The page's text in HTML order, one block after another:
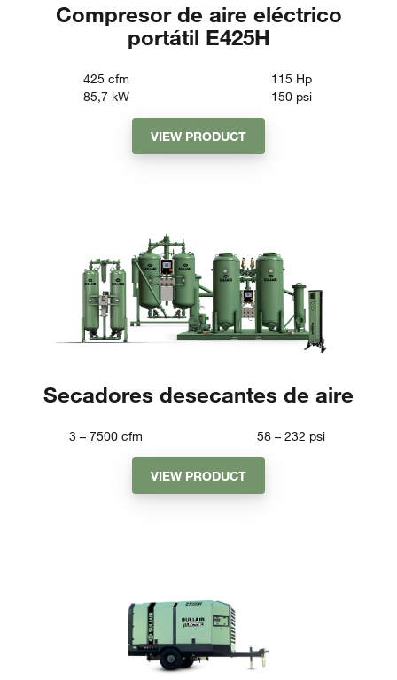
Compresor de aire eléctrico
portátil E425H
425 cfm 115 Hp
85,7 kW 150 psi
VIEW PRODUCT
Secadores desecantes de aire
3 – 7500 cfm 58 – 232 psi
VIEW PRODUCT